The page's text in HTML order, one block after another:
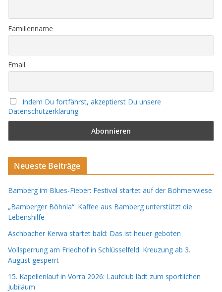
Familienname
Email
Indem Du fortfährst, akzeptierst Du unsere
Datenschutzerklärung.
Neueste Beiträge
Bamberg im Blues-Fieber: Festival startet auf der Böhmerwiese
„Bamberger Böhnla“: Kaffee aus Bamberg unterstützt die
Lebenshilfe
Aschbacher Kerwa startet bald: Das ist heuer geboten
Vollsperrung am Friedhof in Schlüsselfeld: Kreuzung ab 3.
August gesperrt
15. Kapellenlauf in Vorra 2026: Laufclub lädt zum sportlichen
Jubiläum